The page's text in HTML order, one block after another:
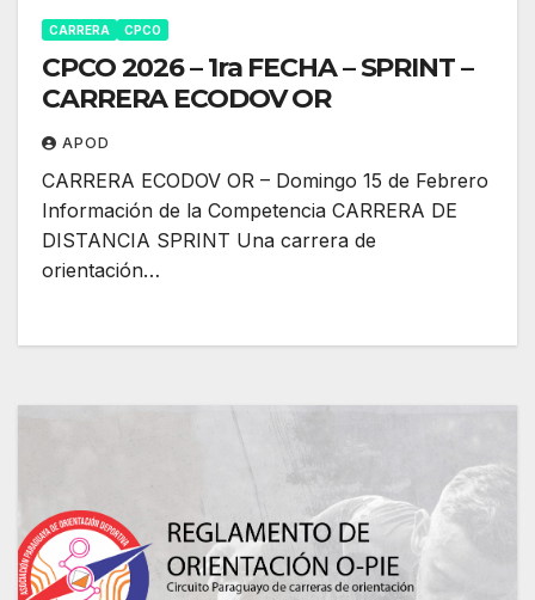
CARRERA CPCO
CPCO 2026 – 1ra FECHA – SPRINT –
CARRERA ECODOV OR
APOD
CARRERA ECODOV OR – Domingo 15 de Febrero
Información de la Competencia CARRERA DE
DISTANCIA SPRINT Una carrera de
orientación…